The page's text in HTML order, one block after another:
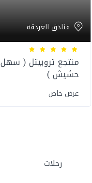
فنادق الغردقه
منتجع تروبيتل ( سهل
حشيش ) ‏ ‏
عرض خاص
رحلات